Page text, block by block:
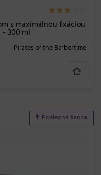
s maximálnou fixáciou
- 300 ml
Pirates of the Barbertime
Posledná šanca